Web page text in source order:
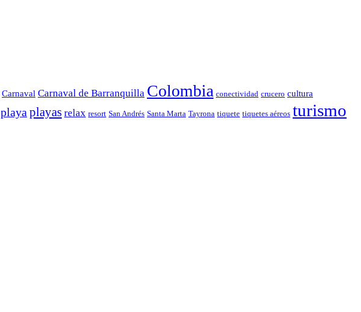
Carnaval Carnaval de Barranquilla Colombia conectividad crucero cultura
playa playas relax resort San Andrés Santa Marta Tayrona tiquete tiquetes aéreos turismo